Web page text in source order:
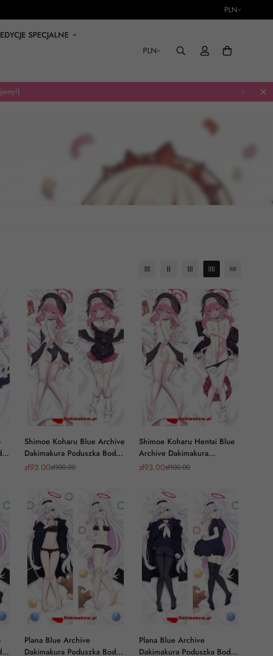
PLN
EDYCJE SPECJALNE
PLN
Shimoe Koharu Blue Archive
Dakimakura Poduszka Body
Pillow
Cena
zł93.00
Cena
zł100.00
Shimoe Koharu Hentai Blue
Archive Dakimakura
Poduszka Body Pillow
Cena
zł93.00
Cena
zł100.00
Plana Blue Archive
Dakimakura Poduszka Body
Plana Blue Archive
Dakimakura Poduszka Body